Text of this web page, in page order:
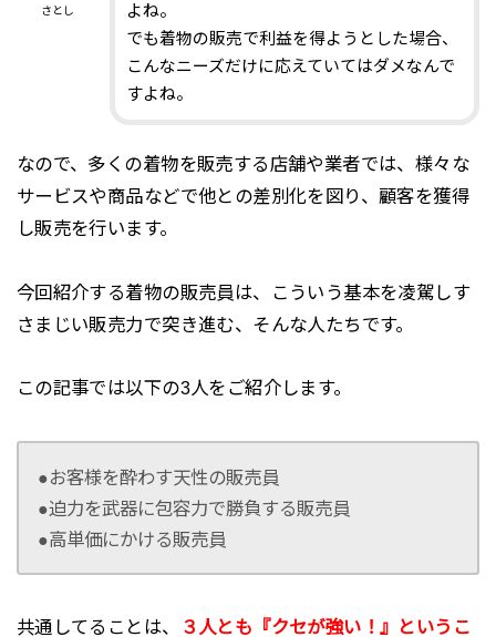
さとし
よね。
でも着物の販売で利益を得ようとした場合、
こんなニーズだけに応えていてはダメなんで
すよね。
なので、多くの着物を販売する店舗や業者では、様々な
サービスや商品などで他との差別化を図り、顧客を獲得
し販売を行います。
今回紹介する着物の販売員は、こういう基本を凌駕しす
さまじい販売力で突き進む、そんな人たちです。
この記事では以下の3人をご紹介します。
●お客様を酔わす天性の販売員
●迫力を武器に包容力で勝負する販売員
●高単価にかける販売員
共通してることは、
３人とも『クセが強い！』というこ